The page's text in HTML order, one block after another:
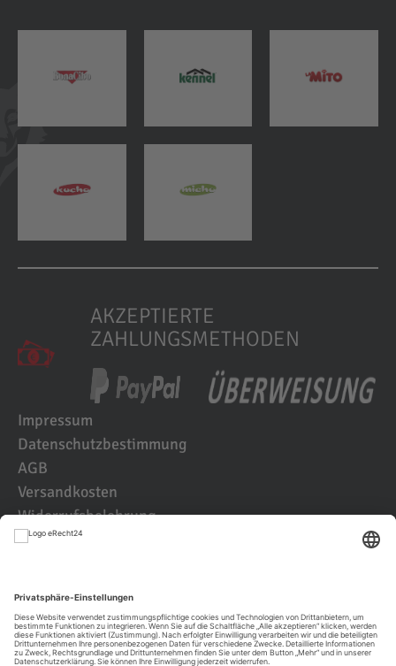
AKZEPTIERTE
ZAHLUNGSMETHODEN
Impressum
Datenschutzbestimmung
AGB
Versandkosten
Widerrufsbelehrung
Kundenbewertungen